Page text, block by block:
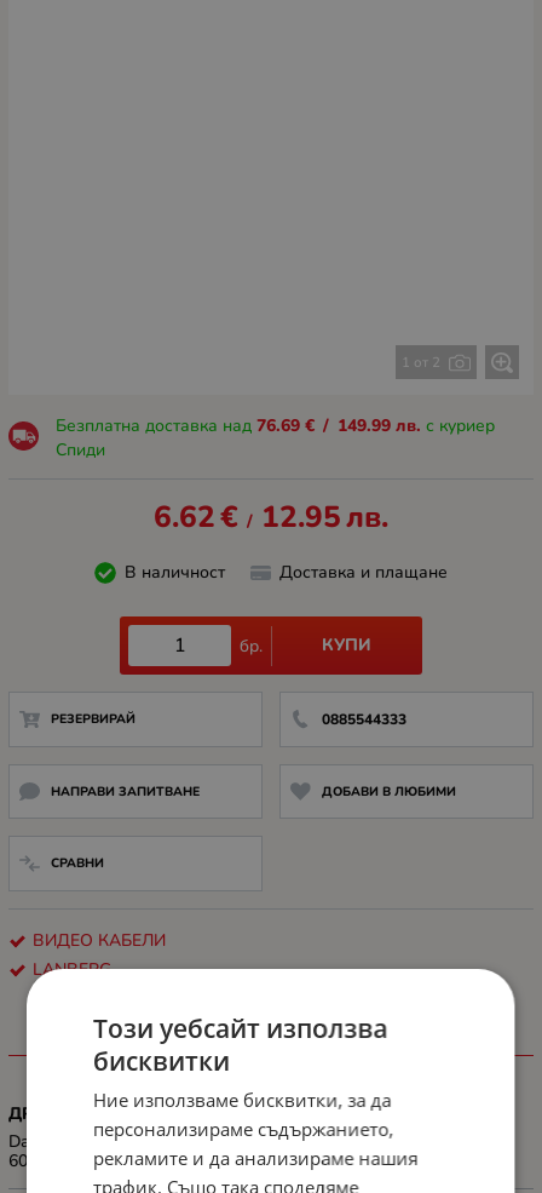
1 от 2
Безплатна доставка над 76.69 € / 149.99 лв. с куриер
Спиди
6.62€ / 12.95лв.
В наличност Доставка и плащане
бр. КУПИ
РЕЗЕРВИРАЙ 0885544333
НАПРАВИ ЗАПИТВАНЕ ДОБАВИ В ЛЮБИМИ
СРАВНИ
ВИДЕО КАБЕЛИ
LANBERG
ХАРАКТЕРИСТИКИ
ДРУГИ
Data trasfer rate up to 18 Gb/s; Resolution up to 3840 x 2160 @
60Hz or 1920 x 1080 @ 144Hz
Този уебсайт използва
бисквитки
Ние използваме бисквитки, за да
персонализираме съдържанието,
рекламите и да анализираме нашия
трафик. Също така споделяме